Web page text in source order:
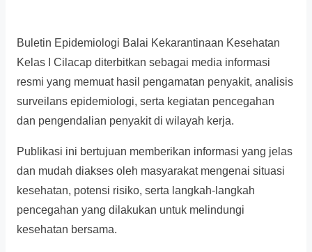
Buletin Epidemiologi Balai Kekarantinaan Kesehatan
Kelas I Cilacap diterbitkan sebagai media informasi
resmi yang memuat hasil pengamatan penyakit, analisis
surveilans epidemiologi, serta kegiatan pencegahan
dan pengendalian penyakit di wilayah kerja.
Publikasi ini bertujuan memberikan informasi yang jelas
dan mudah diakses oleh masyarakat mengenai situasi
kesehatan, potensi risiko, serta langkah-langkah
pencegahan yang dilakukan untuk melindungi
kesehatan bersama.